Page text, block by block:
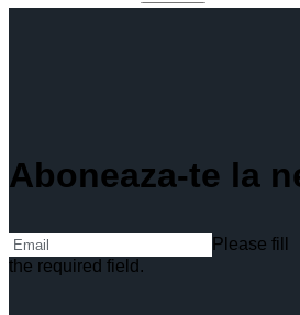
Aboneaza-te la
Please fill
the required field.